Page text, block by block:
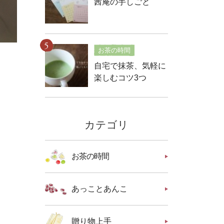
茜庵の手しごと
お茶の時間
自宅で抹茶、気軽に
楽しむコツ3つ
カテゴリ
お茶の時間
あっことあんこ
贈り物上手